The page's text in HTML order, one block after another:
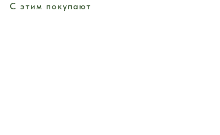
С этим покупают